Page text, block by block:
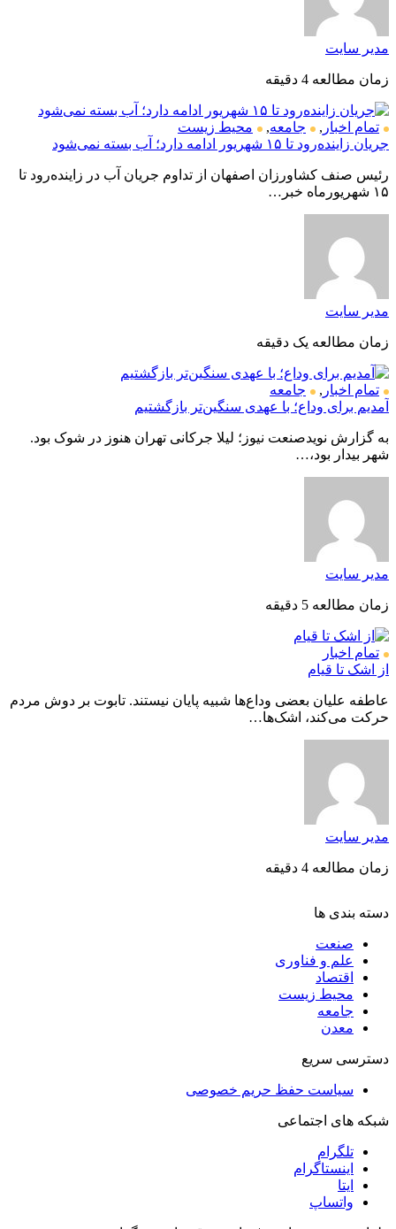
مدیر سایت
زمان مطالعه 4 دقیقه
تمام اخبار , جامعه,
محیط زیست
جریان زاینده‌رود تا ۱۵ شهریور ادامه دارد؛ آب بسته نمی‌شود
رئیس صنف کشاورزان اصفهان از تداوم جریان آب در زاینده‌رود تا
۱۵ شهریورماه خبر…
مدیر سایت
زمان مطالعه یک دقیقه
تمام اخبار ,
جامعه
آمدیم برای وداع؛ با عهدی سنگین‌تر بازگشتیم
به گزارش نویدصنعت نیوز؛ لیلا جرکانی تهران هنوز در شوک بود.
شهر بیدار بود،…
مدیر سایت
زمان مطالعه 5 دقیقه
تمام اخبار
از اشک تا قیام
عاطفه علیان بعضی وداع‌ها شبیه پایان نیستند. تابوت بر دوش مردم
حرکت می‌کند، اشک‌ها…
مدیر سایت
زمان مطالعه 4 دقیقه
دسته بندی ها
صنعت
علم و فناوری
اقتصاد
محیط زیست
جامعه
معدن
دسترسی سریع
سیاست حفظ حریم خصوصی
شبکه های اجتماعی
تلگرام
اینستاگرام
ایتا
واتساپ